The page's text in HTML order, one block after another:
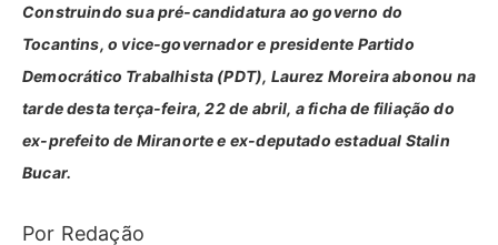
Construindo sua pré-candidatura ao governo do
Tocantins, o vice-governador e presidente Partido
Democrático Trabalhista (PDT), Laurez Moreira abonou na
tarde desta terça-feira, 22 de abril, a ficha de filiação do
ex-prefeito de Miranorte e ex-deputado estadual Stalin
Bucar.
Por Redação